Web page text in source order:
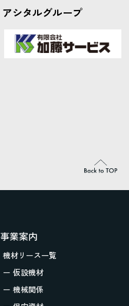
アシタルグループ
事業案内
機材リース一覧
ー 仮設機材
ー 機械関係